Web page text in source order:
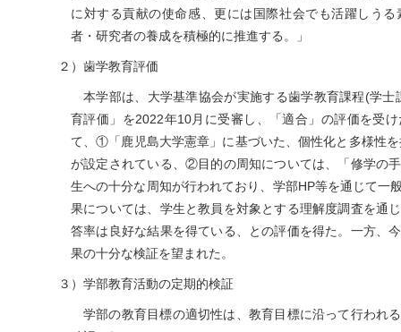
に対する貢献の使命感、更には国際社会でも活躍しう
者・研究者の養成を積極的に推進する。」
２）歯学教育評価
本学部は、大学基準協会が実施する歯学教育課程(学
育評価」を2022年10月に受審し、「適合」の評価を受
て、①「鹿児島大学憲章」に基づいた、個性化と多様性
が設定されている、②目的の周知については、「修学の
生への十分な周知が行われており、学部HP等を通じて
果については、学生と教員を対象とする理解度調査を通
答率は良好な結果を得ている、との評価を得た。一方、
果の十分な検証を望まれた。
３）学部教育活動の定期的検証
学部の教育目標の適切性は、教育目標に沿って行われ